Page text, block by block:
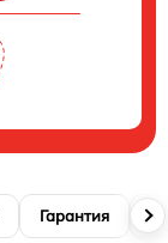
Гарантия